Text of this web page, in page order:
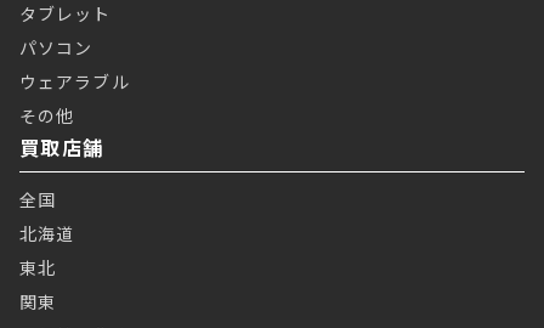
タブレット
パソコン
ウェアラブル
その他
買取店舗
全国
北海道
東北
関東